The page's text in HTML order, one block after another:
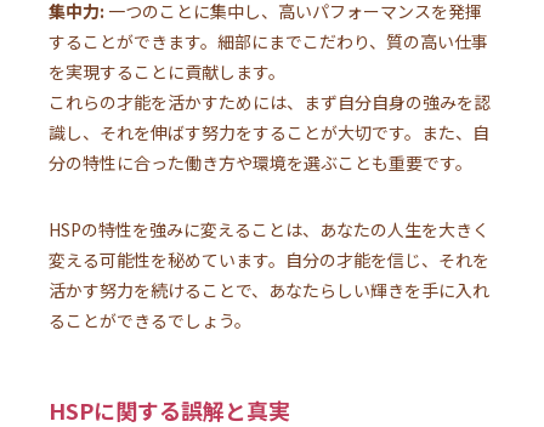
集中力: 一つのことに集中し、高いパフォーマンスを発揮
することができます。細部にまでこだわり、質の高い仕事
を実現することに貢献します。
これらの才能を活かすためには、まず自分自身の強みを認
識し、それを伸ばす努力をすることが大切です。また、自
分の特性に合った働き方や環境を選ぶことも重要です。
HSPの特性を強みに変えることは、あなたの人生を大きく
変える可能性を秘めています。自分の才能を信じ、それを
活かす努力を続けることで、あなたらしい輝きを手に入れ
ることができるでしょう。
HSPに関する誤解と真実